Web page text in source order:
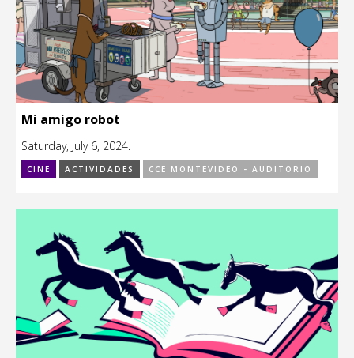
Mi amigo robot
Saturday, July 6, 2024.
CINE ACTIVIDADES CCE MONTEVIDEO - AUDITORIO